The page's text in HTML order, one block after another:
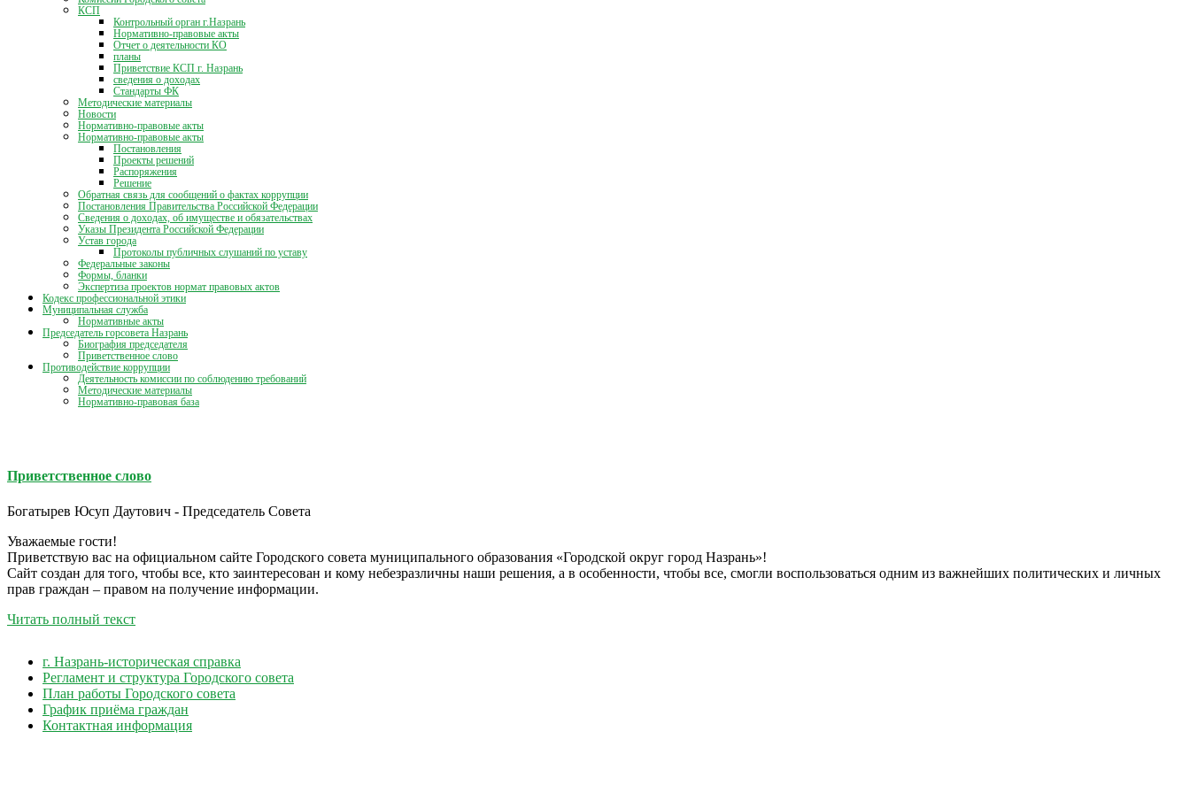
КСП
Контрольный орган г.Назрань
Нормативно-правовые акты
Отчет о деятельности КО
планы
Приветствие КСП г. Назрань
сведения о доходах
Стандарты ФК
Методические материалы
Новости
Нормативно-правовые акты
Нормативно-правовые акты
Постановления
Проекты решений
Распоряжения
Решение
Обратная связь для сообщений о фактах коррупции
Постановления Правительства Российской Федерации
Сведения о доходах, об имуществе и обязательствах
Указы Президента Российской Федерации
Устав города
Протоколы публичных слушаний по уставу
Федеральные законы
Формы, бланки
Экспертиза проектов нормат правовых актов
Кодекс профессиональной этики
Муниципальная служба
Нормативные акты
Председатель горсовета Назрань
Биография председателя
Приветственное слово
Противодействие коррупции
Деятельность комиссии по соблюдению требований
Методические материалы
Нормативно-правовая база
Приветственное слово
Богатырев Юсуп Даутович - Председатель Совета
Уважаемые гости!
Приветствую вас на официальном сайте Городского совета муниципального образования «Городской округ город Назрань»!
Сайт создан для того, чтобы все, кто заинтересован и кому небезразличны наши решения, а в особенности, чтобы все, смогли воспользоваться одним из важнейших политических и личных
прав граждан – правом на получение информации.
Читать полный текст
г. Назрань-историческая справка
Регламент и структура Городского совета
План работы Городского совета
График приёма граждан
Контактная информация